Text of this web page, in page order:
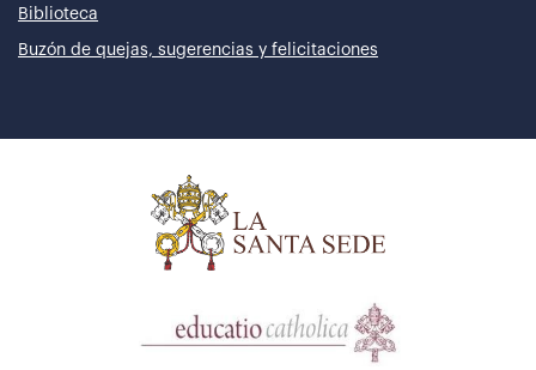
Biblioteca
Buzón de quejas, sugerencias y felicitaciones